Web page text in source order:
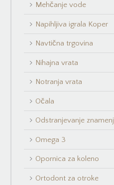
Mehčanje vode
Napihljiva igrala Koper
Navtična trgovina
Nihajna vrata
Notranja vrata
Očala
Odstranjevanje znamenj
Omega 3
Opornica za koleno
Ortodont za otroke